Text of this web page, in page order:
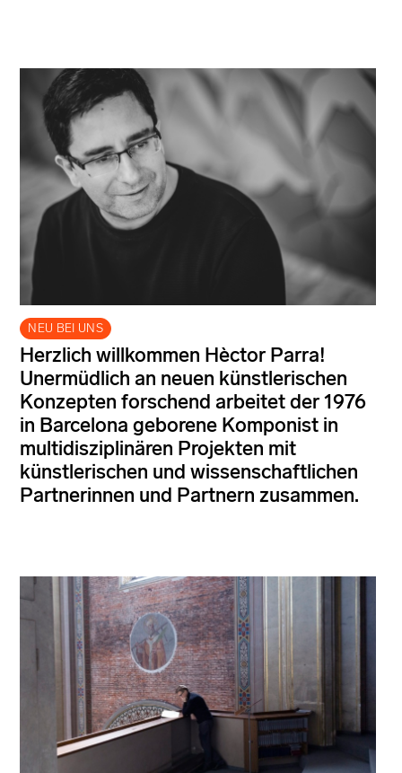
NEU BEI UNS
Herzlich willkommen Hèctor Parra!
Unermüdlich an neuen künstlerischen
Konzepten forschend arbeitet der 1976
in Barcelona geborene Komponist in
multidisziplinären Projekten mit
künstlerischen und wissenschaftlichen
Partnerinnen und Partnern zusammen.